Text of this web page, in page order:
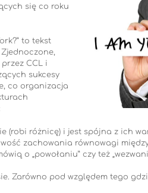
się co roku
to tekst
CCL i
sukcesy
co organizacja
(robi różnicę) i jest spójna z ich
zachowania równowagi
o „powołaniu” czy też
Zarówno pod względem tego